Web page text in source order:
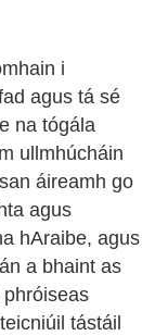
i
agus tá sé
na tógála
ullmhúcháin
áireamh go
agus
hAraibe, agus
a bhaint as
tástáil